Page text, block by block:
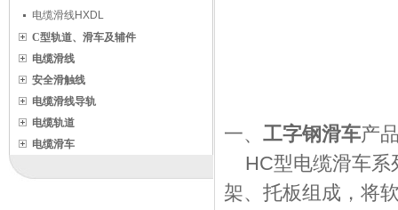
电缆滑线HXDL
C型轨道、滑车及辅件
电缆滑线
安全滑触线
电缆滑线导轨
电缆轨道
电缆滑车
一、 工字钢滑车产
HC型电缆滑车系
架、托板组成，将